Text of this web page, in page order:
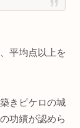
平均点以上を
きピケロの城
功績が認めら